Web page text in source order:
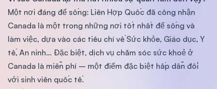
Một nơi đáng để sống: Liên Hợp Quốc đã công nhận
Canada là một trong những nơi tốt nhất để sống và
làm việc, dựa vào các tiêu chí về Sức khỏe, Giáo dục, Y
tế, An ninh… Đặc biệt, dịch vụ chăm sóc sức khoẻ ở
Canada là miễn phí – một điểm đặc biệt hấp dẫn đối
với sinh viên quốc tế.